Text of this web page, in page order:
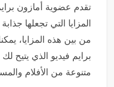
تقدم عضوية أمازون
المزايا التي تجعلها
من بين هذه المزايا،
برايم فيديو الذي يتيح
متنوعة من الأفلام